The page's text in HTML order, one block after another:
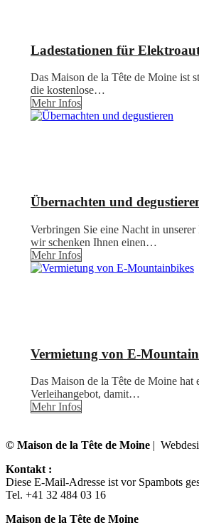
Ladestationen für
Das Maison de la Tête de Moine ist
die kostenlose…
Mehr Infos
Übernachten und
Verbringen Sie eine Nacht in unserer
wir schenken Ihnen einen…
Mehr Infos
Vermietung von E-
Das Maison de la Tête de Moine hat
Verleihangebot, damit…
Mehr Infos
© Maison de la Tête de Moine |
Kontakt :
Diese E-Mail-Adresse ist vor Spambots
Tel. +41 32 484 03 16
Maison de la Tête de Moine